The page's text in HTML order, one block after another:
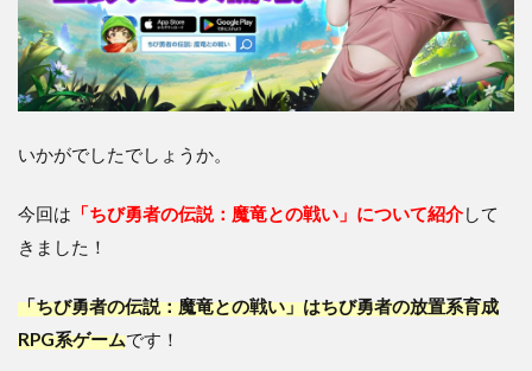
いかがでしたでしょうか。
今回は 「ちび勇者の伝説：魔竜との戦い」について紹介して
きました！
「ちび勇者の伝説：魔竜との戦い」はちび勇者の放置系育成
RPG系ゲームです！